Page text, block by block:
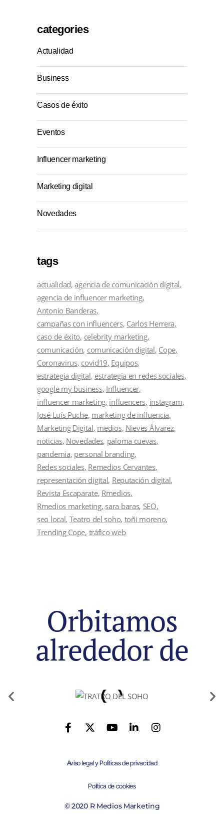
categories
Actualidad
Business
Casos de éxito
Eventos
Influencer marketing
Marketing digital
Novedades
tags
actualidad agencia de comunicación digital
agencia de influencer marketing
Antonio Banderas
campañas con influencers Carlos Herrera
caso de éxito celebrity marketing
comunicación comunicación digital Cope
Coronavirus covid19 Equipos
estrategia digital estrategia en redes sociales
google my business Influencer
influencer marketing influencers instagram
José Luís Puche marketing de influencia
Marketing Digital medios Nieves Álvarez
noticias Novedades paloma cuevas
pandemia personal branding
Redes sociales Remedios Cervantes
representación digital Reputación digital
Revista Escaparate Rmedios
Rmedios marketing sara baras SEO
seo local Teatro del soho toñi moreno
Trending Cope tráfico web
Orbitamos
alrededor de
Aviso legal y Políticas de privacidad
Política de cookies
© 2020 R Medios Marketing